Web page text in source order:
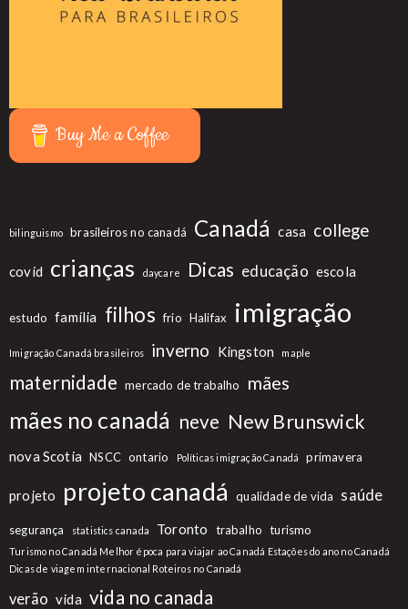
Buy Me a Coffee
bilinguismo brasileiros no canadá Canadá casa college
covid crianças daycare Dicas educação escola
estudo família filhos frio Halifax imigração
Imigração Canadá brasileiros inverno Kingston maple
maternidade mercado de trabalho mães
mães no canadá neve New Brunswick
nova Scotia NSCC ontario Políticas imigração Canadá primavera
projeto projeto canadá qualidade de vida saúde
segurança statistics canada Toronto trabalho turismo
Turismo no Canadá Melhor época para viajar ao Canadá Estações do ano no Canadá
Dicas de viagem internacional Roteiros no Canadá
verão vida vida no canada